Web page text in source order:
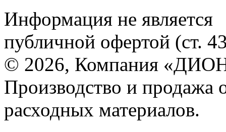
Информация не является
публичной офертой (ст.
© 2026, Компания
Производство и продажа
расходных материалов.